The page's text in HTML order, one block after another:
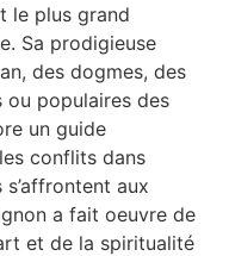
le plus grand
Sa prodigieuse
des dogmes, des
populaires des
un guide
conflits dans
aux
a fait oeuvre de
et de la spiritualité